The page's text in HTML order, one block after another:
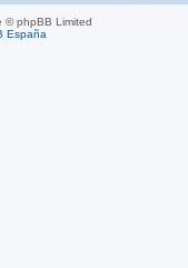
© phpBB Limited
España